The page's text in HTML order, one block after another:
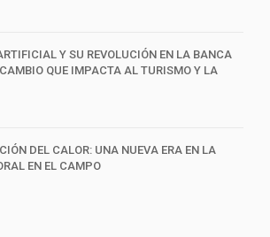
Y SU REVOLUCIÓN EN LA BANCA
QUE IMPACTA AL TURISMO Y LA
DEL CALOR: UNA NUEVA ERA EN LA
EN EL CAMPO